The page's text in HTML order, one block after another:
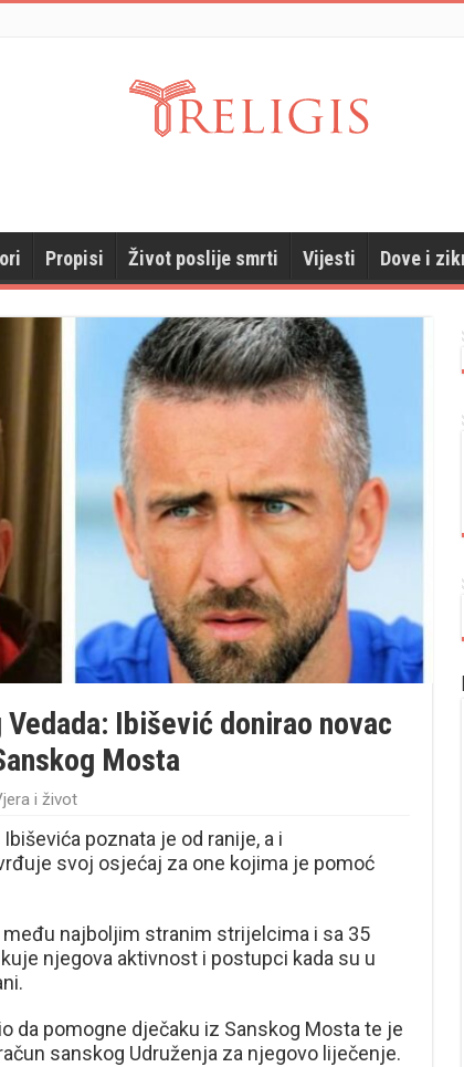
Propisi Život poslije smrti Vijesti Dove i
Ibišević donirao novac
Mosta
i život
poznata je od ranije, a i
svoj osjećaj za one kojima je pomoć
najboljim stranim strijelcima i sa 35
njegova aktivnost i postupci kada su u
da pomogne dječaku iz Sanskog Mosta te je
sanskog Udruženja za njegovo liječenje.